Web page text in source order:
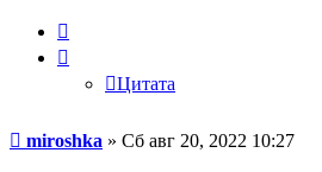
Цитата
Сообщение
miroshka » Сб авг 20, 2022 10:27